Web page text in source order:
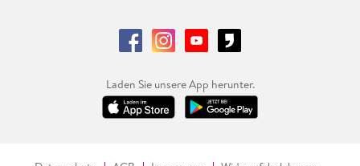
Laden Sie unsere App herunter.